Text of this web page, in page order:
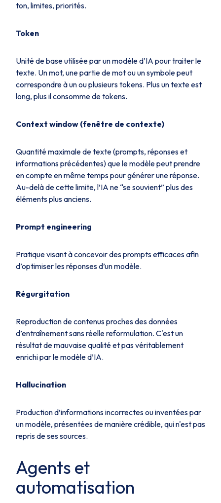
ton, limites, priorités.
Token
Unité de base utilisée par un modèle d’IA pour traiter le
texte. Un mot, une partie de mot ou un symbole peut
correspondre à un ou plusieurs tokens. Plus un texte est
long, plus il consomme de tokens.
Context window (fenêtre de contexte)
Quantité maximale de texte (prompts, réponses et
informations précédentes) que le modèle peut prendre
en compte en même temps pour générer une réponse.
Au-delà de cette limite, l’IA ne “se souvient” plus des
éléments plus anciens.
Prompt engineering
Pratique visant à concevoir des prompts efficaces afin
d’optimiser les réponses d’un modèle.
Régurgitation
Reproduction de contenus proches des données
d’entraînement sans réelle reformulation. C'est un
résultat de mauvaise qualité et pas véritablement
enrichi par le modèle d’IA.
Hallucination
Production d’informations incorrectes ou inventées par
un modèle, présentées de manière crédible, qui n'est pas
repris de ses sources.
Agents et
automatisation